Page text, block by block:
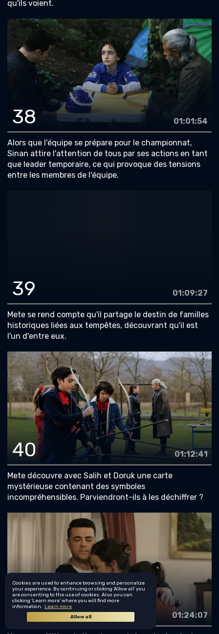
qu'ils voient.
38 01:01:54
Alors que l'équipe se prépare pour le championnat,
Sinan attire l'attention de tous par ses actions en tant
que leader temporaire, ce qui provoque des tensions
entre les membres de l'équipe.
39 01:09:27
Mete se rend compte qu'il partage le destin de familles
historiques liées aux tempêtes, découvrant qu'il est
l'un d'entre eux.
40 01:12:41
Mete découvre avec Salih et Doruk une carte
mystérieuse contenant des symboles
incompréhensibles. Parviendront-ils à les déchiffrer ?
41 01:24:07
Cookies are used to enhance browsing and personalize
your experience. By continuing or clicking ‘Allow all’ you
are consenting to the use of cookies. Also you can
clicking ‘Learn more’ where you will find more
information. Learn more
Allow all